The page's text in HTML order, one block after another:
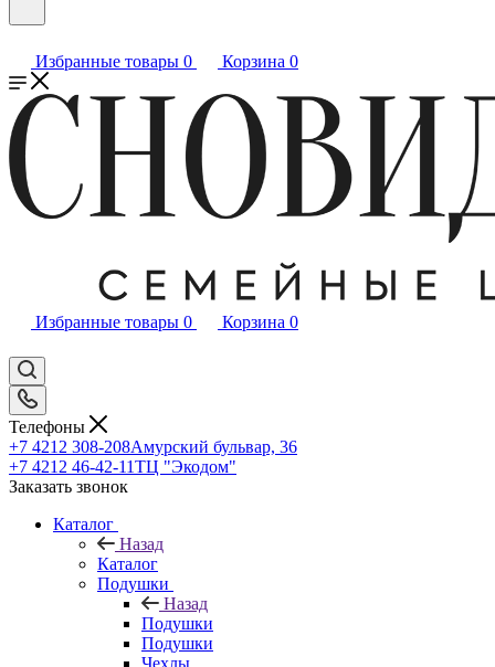
Избранные товары 0 Корзина 0
Избранные товары 0 Корзина 0
Телефоны
+7 4212 308-208Амурский бульвар, 36
+7 4212 46-42-11ТЦ "Экодом"
Заказать звонок
Каталог
Назад
Каталог
Подушки
Назад
Подушки
Подушки
Чехлы